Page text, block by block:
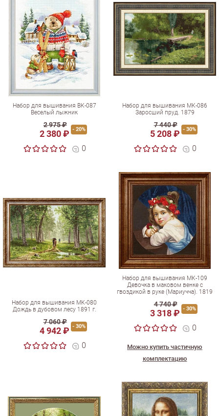
Набор для вышивания ВК-087
Веселый лыжник
2 975 ₽
2 380 ₽ - 20%
0
Набор для вышивания МК-086
Заросший пруд. 1879
7 440 ₽
5 208 ₽ - 30%
0
Набор для вышивания МК-080
Дождь в дубовом лесу 1891 г.
7 060 ₽
4 942 ₽ - 30%
0
Набор для вышивания МК-109
Девочка в маковом венке с
гвоздикой в руке (Мариучча). 1819
4 740 ₽
3 318 ₽ - 30%
0
Можно купить частичную
комплектацию